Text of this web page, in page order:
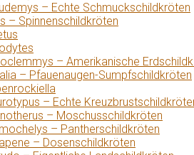
– Echte Schmuckschildkröten
– Spinnenschildkröten
– Amerikanische
– Pfauenaugen-Sumpfschildkröten
– Echte
– Moschusschildkröten
– Pantherschildkröten
– Dosenschildkröten